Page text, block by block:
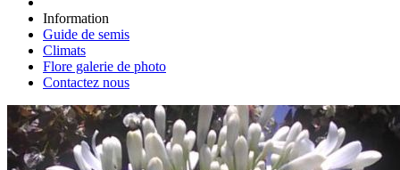
Information
Guide de semis
Climats
Flore galerie de photo
Contactez nous